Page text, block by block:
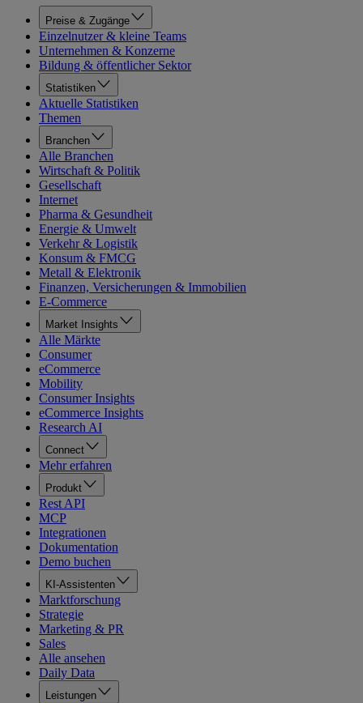
Preise & Zugänge
Einzelnutzer & kleine Teams
Unternehmen & Konzerne
Bildung & öffentlicher Sektor
Statistiken
Aktuelle Statistiken
Themen
Branchen
Alle Branchen
Wirtschaft & Politik
Gesellschaft
Internet
Pharma & Gesundheit
Energie & Umwelt
Verkehr & Logistik
Konsum & FMCG
Metall & Elektronik
Finanzen, Versicherungen & Immobilien
E-Commerce
Market Insights
Alle Märkte
Consumer
eCommerce
Mobility
Consumer Insights
eCommerce Insights
Research AI
Connect
Mehr erfahren
Produkt
Rest API
MCP
Integrationen
Dokumentation
Demo buchen
KI-Assistenten
Marktforschung
Strategie
Marketing & PR
Sales
Alle ansehen
Daily Data
Leistungen